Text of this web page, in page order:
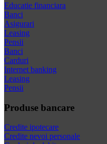
Educatie financiara
Banci
Asigurari
Leasing
Pensii
Banci
Carduri
Internet banking
Leasing
Pensii
Produse bancare
Credite ipotecare
Credite nevoi personale